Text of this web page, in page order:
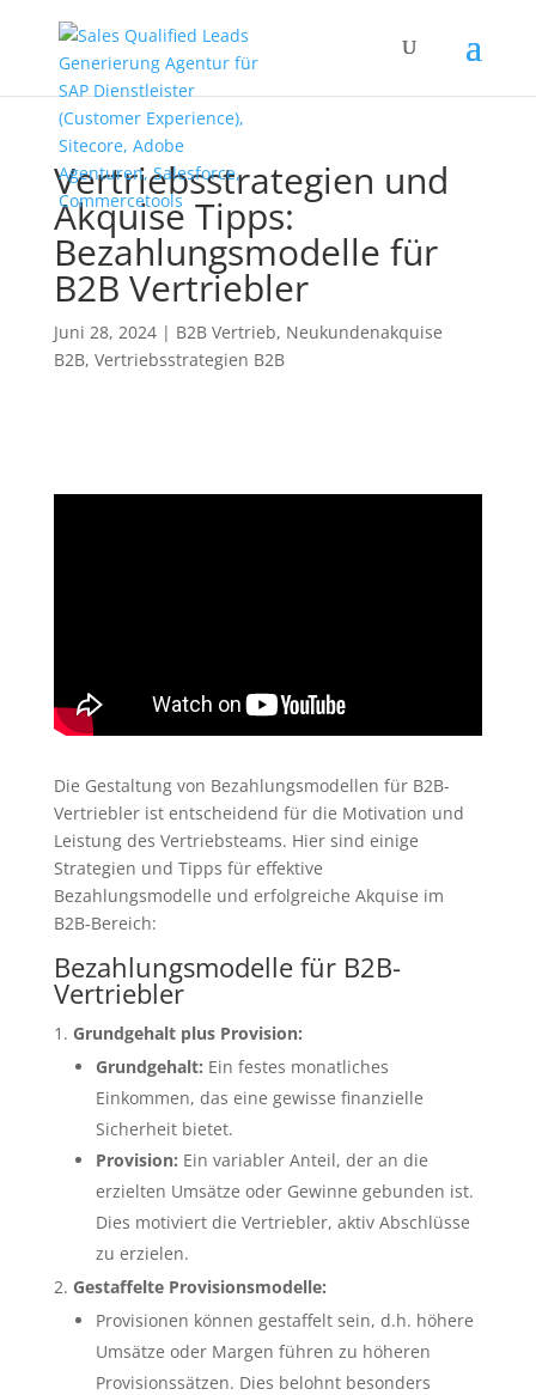
Vertriebsstrategien und
Akquise Tipps:
Bezahlungsmodelle für
B2B Vertriebler
Juni 28, 2024| B2B Vertrieb, Neukundenakquise
B2B, Vertriebsstrategien B2B
Die Gestaltung von Bezahlungsmodellen für B2B-
Vertriebler ist entscheidend für die Motivation und
Leistung des Vertriebsteams. Hier sind einige
Strategien und Tipps für effektive
Bezahlungsmodelle und erfolgreiche Akquise im
B2B-Bereich:
Bezahlungsmodelle für B2B-
Vertriebler
Grundgehalt plus Provision:
Grundgehalt: Ein festes monatliches
Einkommen, das eine gewisse finanzielle
Sicherheit bietet.
Provision: Ein variabler Anteil, der an die
erzielten Umsätze oder Gewinne gebunden ist.
Dies motiviert die Vertriebler, aktiv Abschlüsse
zu erzielen.
Gestaffelte Provisionsmodelle:
Provisionen können gestaffelt sein, d.h. höhere
Umsätze oder Margen führen zu höheren
Provisionssätzen. Dies belohnt besonders